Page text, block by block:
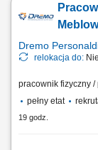
oraz terenach
maszyny i
Dremo
relokacja do:
pracownik fizyczny
pełny etat
19 godz.